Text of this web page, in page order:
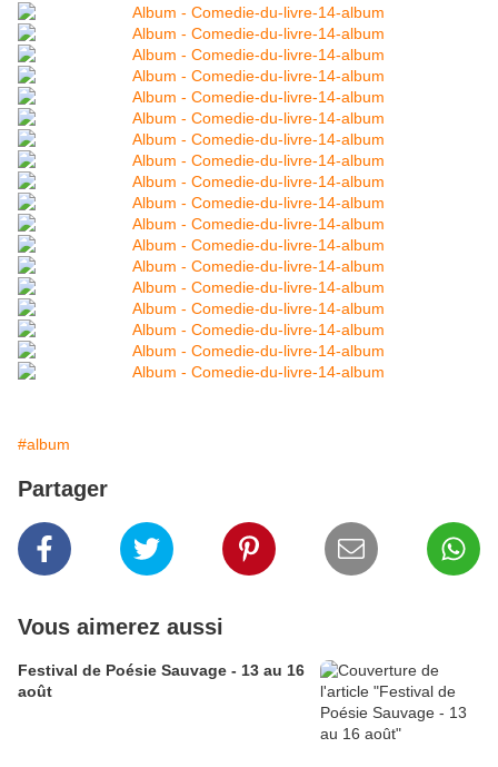
#album
Partager
Vous aimerez aussi
Festival de Poésie Sauvage - 13 au 16
août